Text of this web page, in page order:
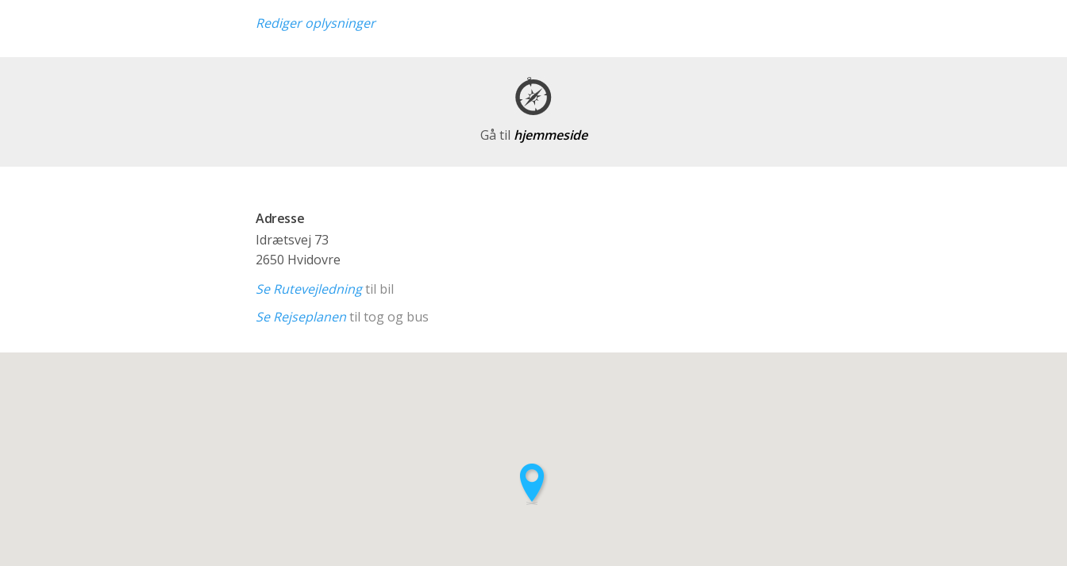
Rediger oplysninger
Gå til hjemmeside
Adresse
Idrætsvej 73
2650 Hvidovre
Se Rutevejledningtil bil
Se Rejseplanentil tog og bus